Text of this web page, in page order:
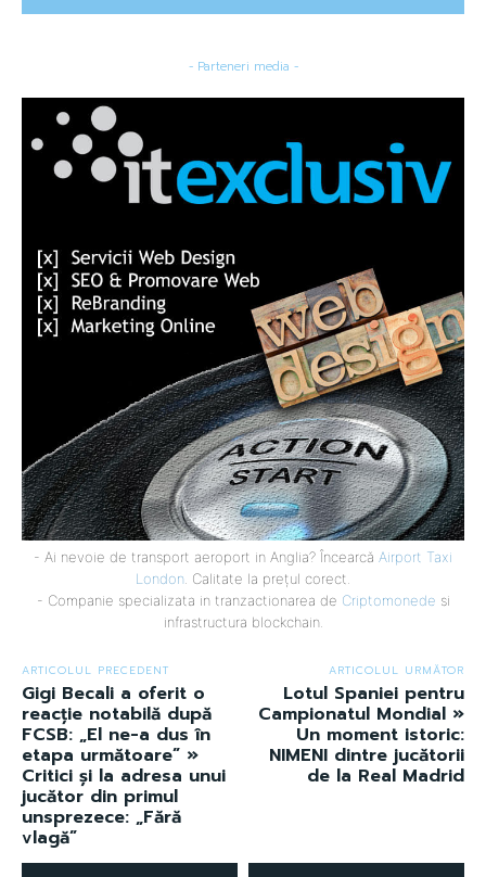
- Parteneri media -
- Ai nevoie de transport aeroport in Anglia? Încearcă Airport Taxi
London. Calitate la prețul corect.
- Companie specializata in tranzactionarea de Criptomonede si
infrastructura blockchain.
ARTICOLUL PRECEDENT
Gigi Becali a oferit o
reacție notabilă după
FCSB: „El ne-a dus în
etapa următoare” »
Critici și la adresa unui
jucător din primul
unsprezece: „Fără
vlagă”
ARTICOLUL URMĂTOR
Lotul Spaniei pentru
Campionatul Mondial »
Un moment istoric:
NIMENI dintre jucătorii
de la Real Madrid